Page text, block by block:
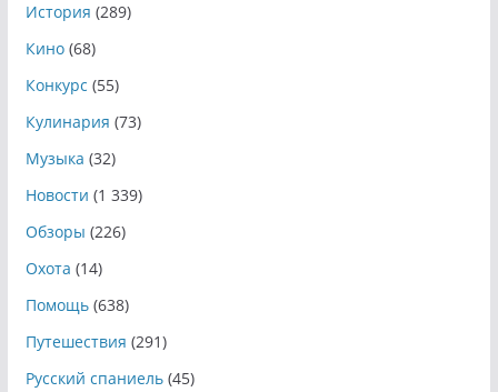
История (289)
Кино(68)
Конкурс (55)
Кулинария (73)
Музыка (32)
Новости (1 339)
Обзоры (226)
Охота (14)
Помощь(638)
Путешествия (291)
Русский спаниель(45)